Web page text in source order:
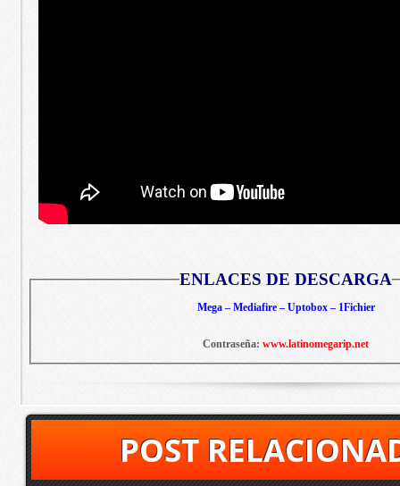
ENLACES DE DESCARGA
Mega – Mediafire – Uptobox – 1Fichier
Contraseña: www.latinomegarip.net
POST